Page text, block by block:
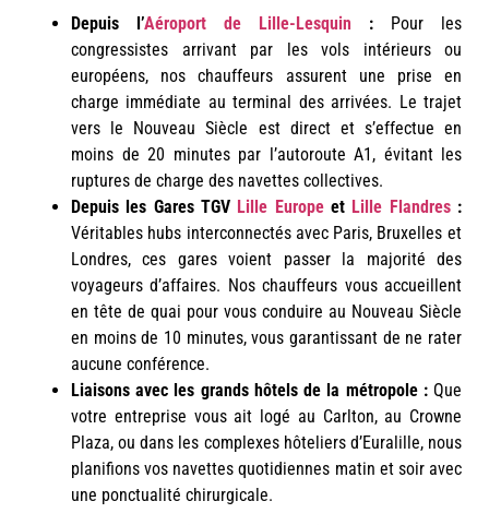
Depuis l’Aéroport de Lille-Lesquin : Pour les
congressistes arrivant par les vols intérieurs ou
européens, nos chauffeurs assurent une prise en
charge immédiate au terminal des arrivées. Le trajet
vers le Nouveau Siècle est direct et s’effectue en
moins de 20 minutes par l’autoroute A1, évitant les
ruptures de charge des navettes collectives.
Depuis les Gares TGV Lille Europeet Lille Flandres:
Véritables hubs interconnectés avec Paris, Bruxelles et
Londres, ces gares voient passer la majorité des
voyageurs d’affaires. Nos chauffeurs vous accueillent
en tête de quai pour vous conduire au Nouveau Siècle
en moins de 10 minutes, vous garantissant de ne rater
aucune conférence.
Liaisons avec les grands hôtels de la métropole :Que
votre entreprise vous ait logé au Carlton, au Crowne
Plaza, ou dans les complexes hôteliers d’Euralille, nous
planifions vos navettes quotidiennes matin et soir avec
une ponctualité chirurgicale.